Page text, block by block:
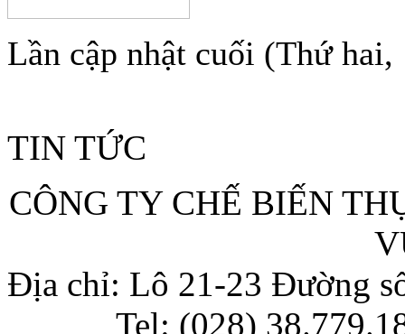
Lần cập nhật cuối (Thứ
TIN TỨC
CÔNG TY CHẾ BIẾN
Địa chỉ: Lô 21-23 Đường
Tel: (028)